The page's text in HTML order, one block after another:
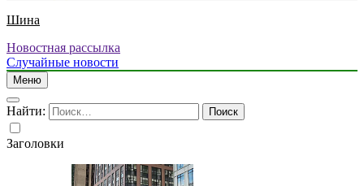
Шина
Новостная рассылка
Случайные новости
Меню
Найти:
Заголовки